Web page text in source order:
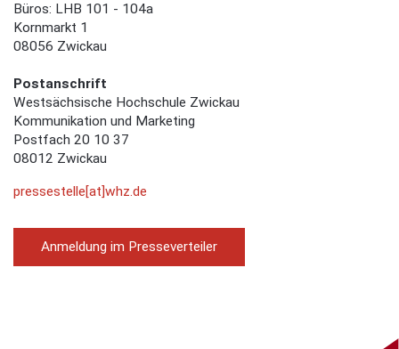
Büros: LHB 101 - 104a
Kornmarkt 1
08056 Zwickau
Postanschrift
Westsächsische Hochschule Zwickau
Kommunikation und Marketing
Postfach 20 10 37
08012 Zwickau
pressestelle[at]whz.de
Anmeldung im Presseverteiler